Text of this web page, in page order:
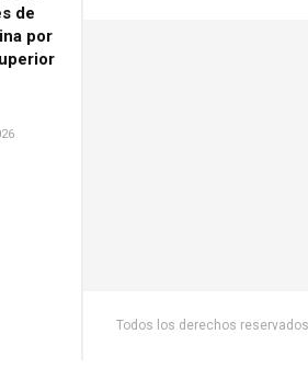
de
por
Todos los derechos